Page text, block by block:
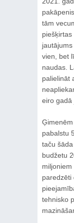
tām
vien, bet
naudas.
palielināt
eiro gadā
pabalstu
taču
budžetu
paredzēti
tehnisko